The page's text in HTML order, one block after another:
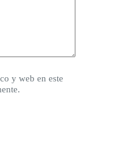
y web en este